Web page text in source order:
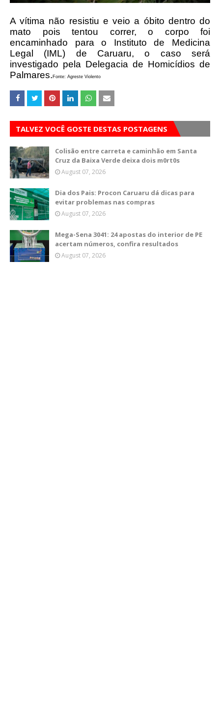
A vítima não resistiu e veio a óbito dentro do
mato pois tentou correr, o corpo foi
encaminhado para o Instituto de Medicina
Legal (IML) de Caruaru, o caso será
investigado pela Delegacia de Homicídios de
Palmares. Fonte: Agreste Violento
TALVEZ VOCÊ GOSTE DESTAS POSTAGENS
Colisão entre carreta e caminhão em Santa
Cruz da Baixa Verde deixa dois m0rt0s
August 07, 2026
Dia dos Pais: Procon Caruaru dá dicas para
evitar problemas nas compras
August 07, 2026
Mega-Sena 3041: 24 apostas do interior de PE
acertam números, confira resultados
August 07, 2026